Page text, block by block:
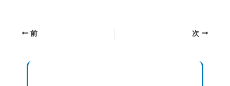
中…前 次